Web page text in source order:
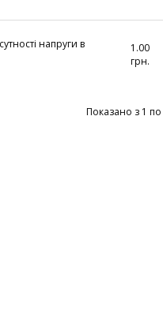
напруги в
1.00
грн.
Показано з 1 по